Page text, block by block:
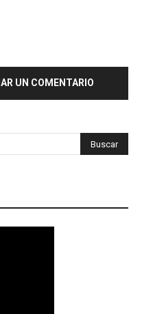
UN COMENTARIO